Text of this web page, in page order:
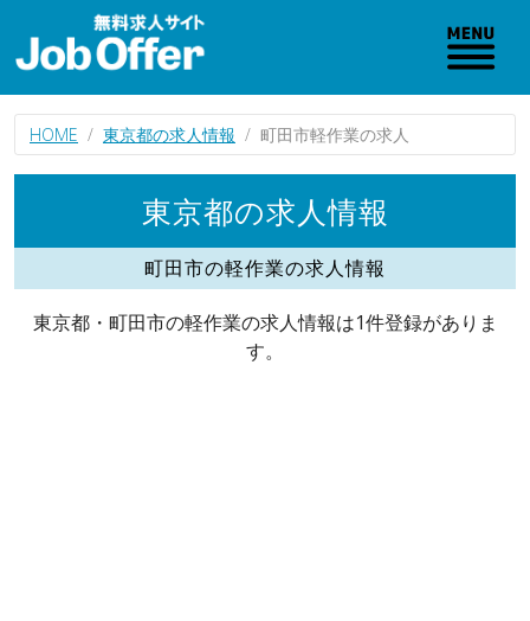
HOME 東京都の求人情報 町田市軽作業の求人
東京都の求人情報
町田市の軽作業の求人情報
東京都・町田市の軽作業の求人情報は1件登録がありま
す。